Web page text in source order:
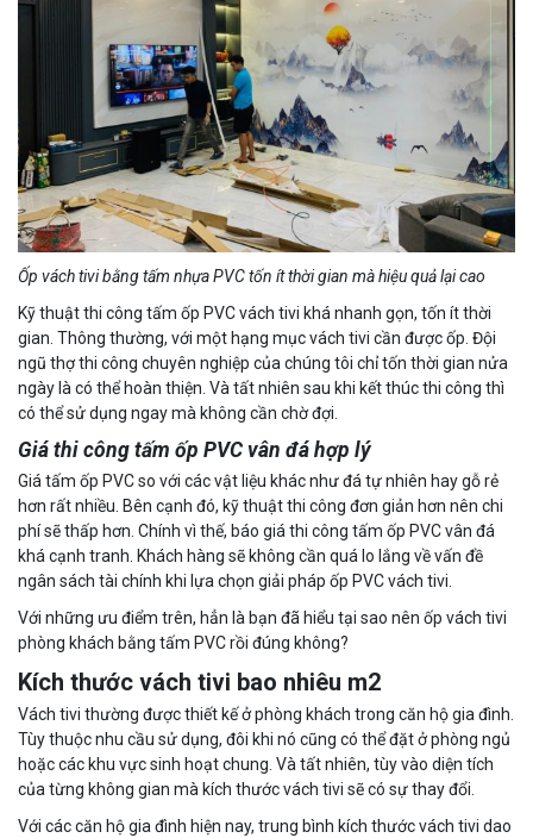
Ốp vách tivi bằng tấm nhựa PVC tốn ít thời gian mà hiệu quả lại cao
Kỹ thuật thi công tấm ốp PVC vách tivi khá nhanh gọn, tốn ít thời
gian. Thông thường, với một hạng mục vách tivi cần được ốp. Đội
ngũ thợ thi công chuyên nghiệp của chúng tôi chỉ tốn thời gian nửa
ngày là có thể hoàn thiện. Và tất nhiên sau khi kết thúc thi công thì
có thể sử dụng ngay mà không cần chờ đợi.
Giá thi công tấm ốp PVC vân đá hợp lý
Giá tấm ốp PVC so với các vật liệu khác như đá tự nhiên hay gỗ rẻ
hơn rất nhiều. Bên cạnh đó, kỹ thuật thi công đơn giản hơn nên chi
phí sẽ thấp hơn. Chính vì thế, báo giá thi công tấm ốp PVC vân đá
khá cạnh tranh. Khách hàng sẽ không cần quá lo lắng về vấn đề
ngân sách tài chính khi lựa chọn giải pháp ốp PVC vách tivi.
Với những ưu điểm trên, hẳn là bạn đã hiểu tại sao nên ốp vách tivi
phòng khách bằng tấm PVC rồi đúng không?
Kích thước vách tivi bao nhiêu m2
Vách tivi thường được thiết kế ở phòng khách trong căn hộ gia đình.
Tùy thuộc nhu cầu sử dụng, đôi khi nó cũng có thể đặt ở phòng ngủ
hoặc các khu vực sinh hoạt chung. Và tất nhiên, tùy vào diện tích
của từng không gian mà kích thước vách tivi sẽ có sự thay đổi.
Với các căn hộ gia đình hiện nay, trung bình kích thước vách tivi dao